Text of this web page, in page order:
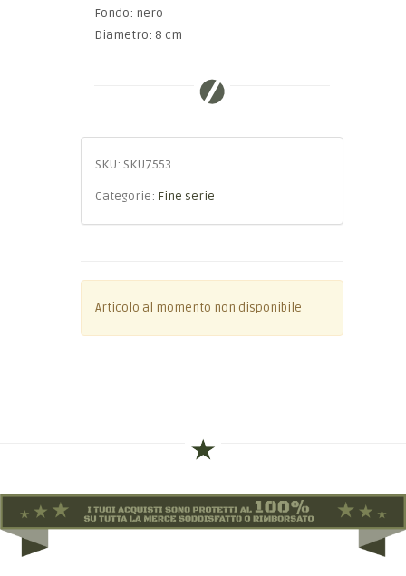
Fondo: nero
Diametro: 8 cm
SKU: SKU7553
Categorie: Fine serie
Articolo al momento non disponibile